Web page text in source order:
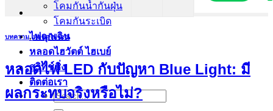
โคมกันน้ำกันฝุ่น
โคมกันระเบิด
ไฟฉุกเฉิน
หลอดไฮวัตต์ ไฮเบย์
สวิทช์ชิ่ง
ติดต่อเรา
Search
for:
บทความ,หลอดไฟ led
หลอดไฟ LED กับปัญหา Blue Light: มี
ผลกระทบจริงหรือไม่?